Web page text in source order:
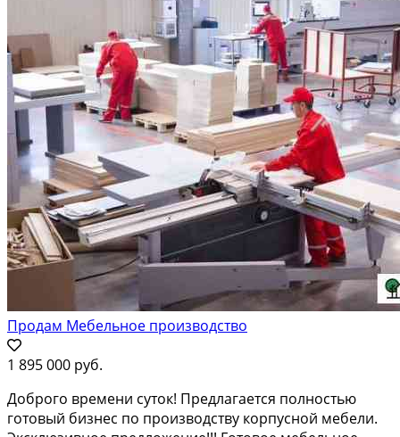
Продам Мебельное производство
1 895 000 руб.
Доброго времени суток! Предлагается полностью
готовый бизнес по производству корпусной мебели.